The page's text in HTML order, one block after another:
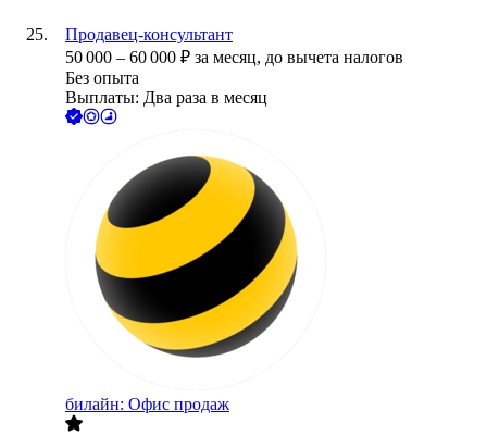
Продавец-консультант
50 000 – 60 000 ₽ за месяц, до вычета налогов
Без опыта
Выплаты: Два раза в месяц
билайн: Офис продаж